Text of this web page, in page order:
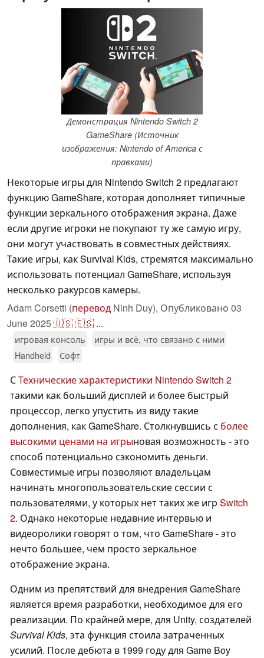
Демонстрация Nintendo Switch 2
GameShare (Источник
изображения: Nintendo of America с
правками)
Некоторые игры для Nintendo Switch 2 предлагают
функцию GameShare, которая дополняет типичные
функции зеркального отображения экрана. Даже
если другие игроки не покупают ту же самую игру,
они могут участвовать в совместных действиях.
Такие игры, как Survival Kids, стремятся максимально
использовать потенциал GameShare, используя
несколько ракурсов камеры.
Adam Corsetti (перевод Ninh Duy), Опубликовано 03
June 2025🇺🇸🇪🇸 ...
игровая консоль
игры и всё, что связано с ними
Handheld
Софт
СТехнические характеристики Nintendo Switch 2
такими как больший дисплей и более быстрый
процессор, легко упустить из виду такие
дополнения, как GameShare. Столкнувшись с более
высокими ценами на игрыновая возможность - это
способ потенциально сэкономить деньги.
Совместимые игры позволяют владельцам
начинать многопользовательские сессии с
пользователями, у которых нет таких же игр Switch
2. Однако некоторые недавние интервью и
видеоролики говорят о том, что GameShare - это
нечто большее, чем просто зеркальное
отображение экрана.
Одним из препятствий для внедрения GameShare
является время разработки, необходимое для его
реализации. По крайней мере, для Unity, создателей
Survival Kids, эта функция стоила затраченных
усилий. После дебюта в 1999 году для Game Boy